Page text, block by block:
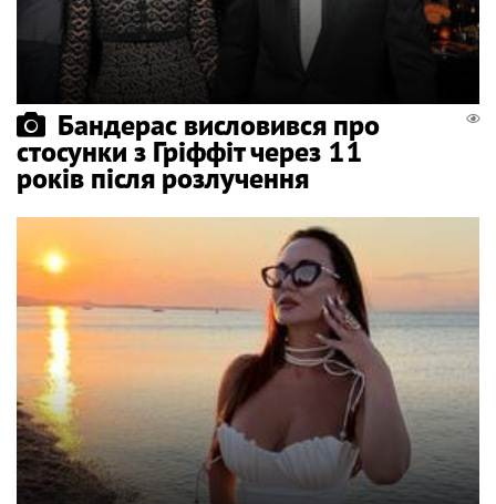
Бандерас висловився про
стосунки з Гріффіт через 11
років після розлучення